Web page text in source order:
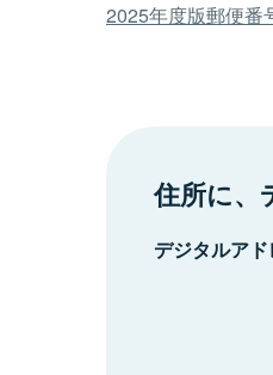
2025年度版郵便番
住所に、
デジタルア